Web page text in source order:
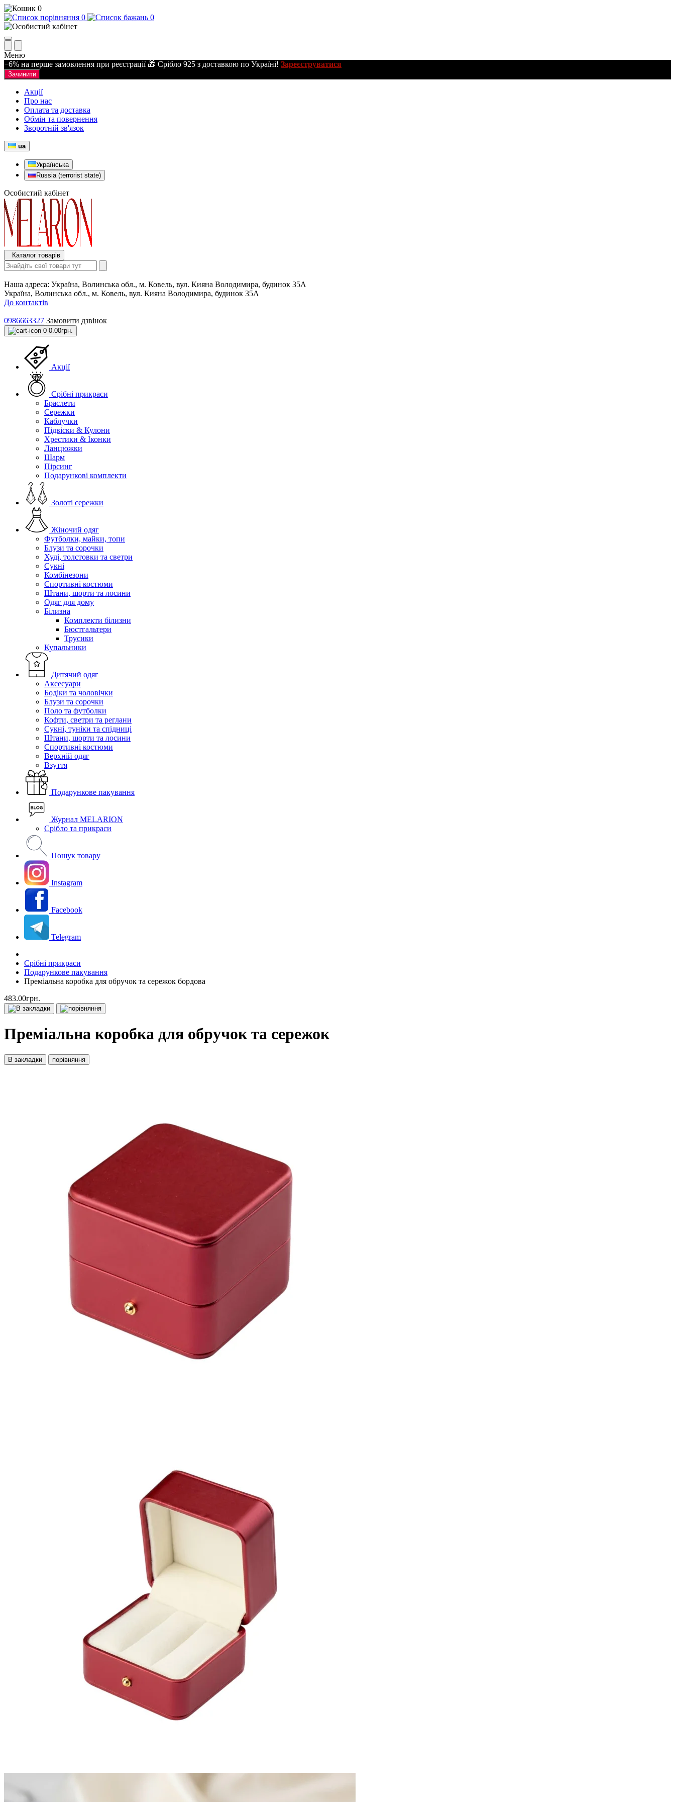
0
0
0
Меню
−6% на перше замовлення при реєстрації 🎁 Срібло 925 з доставкою по Україні! Зареєструватися
Зачинити
Акції
Про нас
Оплата та доставка
Обмін та повернення
Зворотній зв'язок
ua
Українська
Russia (terrorist state)
Особистий кабінет
Каталог товарів
Наша адреса: Україна, Волинська обл., м. Ковель, вул. Кияна Володимира, будинок 35А
Україна, Волинська обл., м. Ковель, вул. Кияна Володимира, будинок 35А
До контактів
0986663327 Замовити дзвінок
0 0.00грн.
Акції
Срібні прикраси
Браслети
Сережки
Каблучки
Підвіски & Кулони
Хрестики & Іконки
Ланцюжки
Шарм
Пірсинг
Подарункові комплекти
Золоті сережки
Жіночий одяг
Футболки, майки, топи
Блузи та сорочки
Худі, толстовки та светри
Сукні
Комбінезони
Спортивні костюми
Штани, шорти та лосини
Одяг для дому
Білизна
Комплекти білизни
Бюстгальтери
Трусики
Купальники
Дитячий одяг
Аксесуари
Бодіки та чоловічки
Блузи та сорочки
Поло та футболки
Кофти, светри та реглани
Сукні, туніки та спідниці
Штани, шорти та лосини
Спортивні костюми
Верхній одяг
Взуття
Подарункове пакування
Журнал MELARION
Срібло та прикраси
Пошук товару
Instagram
Facebook
Telegram
Срібні прикраси
Подарункове пакування
Преміальна коробка для обручок та сережок бордова
483.00грн.
Преміальна коробка для обручок та сережок
В закладки порівняння